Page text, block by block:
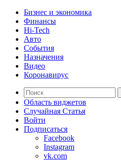
Бизнес и экономика
Финансы
Hi-Tech
Авто
События
Назначения
Видео
Коронавирус
Область виджетов
Случайная Статья
Войти
Подписаться
Facebook
Instagram
vk.com